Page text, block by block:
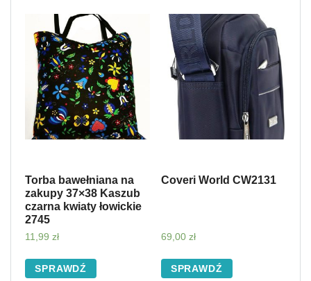
Torba bawełniana na
zakupy 37×38 Kaszub
czarna kwiaty łowickie
2745
11,99 zł
SPRAWDŹ
Coveri World CW2131
69,00 zł
SPRAWDŹ